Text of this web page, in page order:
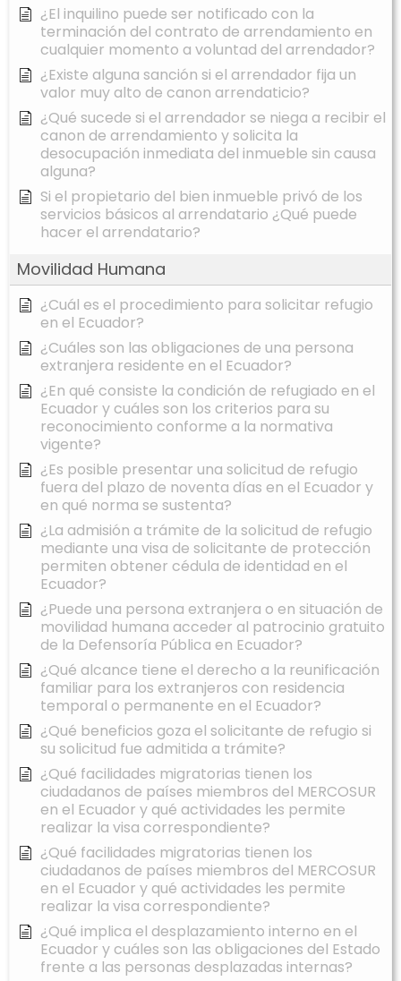
¿El inquilino puede ser notificado con la
terminación del contrato de arrendamiento en
cualquier momento a voluntad del arrendador?
¿Existe alguna sanción si el arrendador fija un
valor muy alto de canon arrendaticio?
¿Qué sucede si el arrendador se niega a recibir el
canon de arrendamiento y solicita la
desocupación inmediata del inmueble sin causa
alguna?
Si el propietario del bien inmueble privó de los
servicios básicos al arrendatario ¿Qué puede
hacer el arrendatario?
Movilidad Humana
¿Cuál es el procedimiento para solicitar refugio
en el Ecuador?
¿Cuáles son las obligaciones de una persona
extranjera residente en el Ecuador?
¿En qué consiste la condición de refugiado en el
Ecuador y cuáles son los criterios para su
reconocimiento conforme a la normativa
vigente?
¿Es posible presentar una solicitud de refugio
fuera del plazo de noventa días en el Ecuador y
en qué norma se sustenta?
¿La admisión a trámite de la solicitud de refugio
mediante una visa de solicitante de protección
permiten obtener cédula de identidad en el
Ecuador?
¿Puede una persona extranjera o en situación de
movilidad humana acceder al patrocinio gratuito
de la Defensoría Pública en Ecuador?
¿Qué alcance tiene el derecho a la reunificación
familiar para los extranjeros con residencia
temporal o permanente en el Ecuador?
¿Qué beneficios goza el solicitante de refugio si
su solicitud fue admitida a trámite?
¿Qué facilidades migratorias tienen los
ciudadanos de países miembros del MERCOSUR
en el Ecuador y qué actividades les permite
realizar la visa correspondiente?
¿Qué facilidades migratorias tienen los
ciudadanos de países miembros del MERCOSUR
en el Ecuador y qué actividades les permite
realizar la visa correspondiente?
¿Qué implica el desplazamiento interno en el
Ecuador y cuáles son las obligaciones del Estado
frente a las personas desplazadas internas?